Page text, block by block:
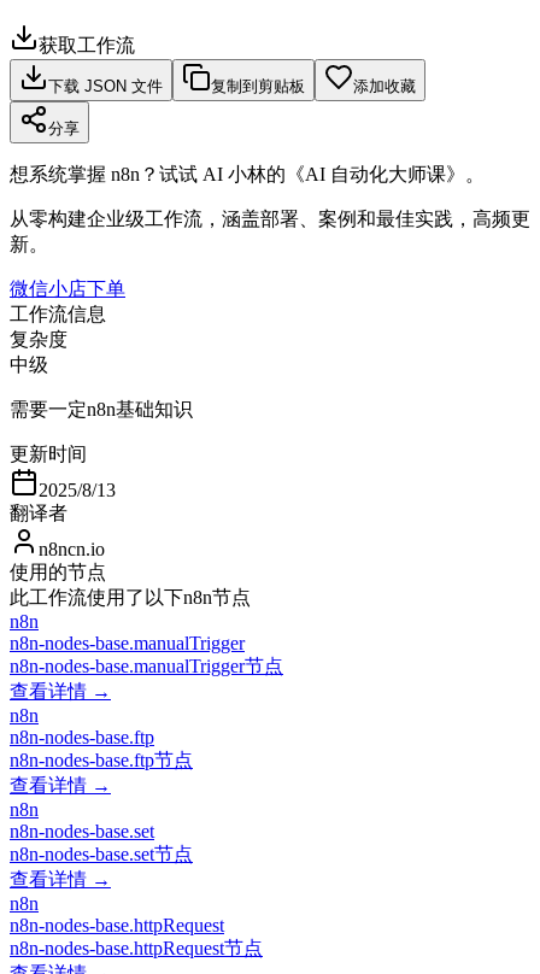
获取工作流
下载 JSON 文件 复制到剪贴板 添加收藏
分享
想系统掌握 n8n？试试 AI 小林的《AI 自动化大师课》。
从零构建企业级工作流，涵盖部署、案例和最佳实践，高频更
新。
微信小店下单
工作流信息
复杂度
中级
需要一定n8n基础知识
更新时间
2025/8/13
翻译者
n8ncn.io
使用的节点
此工作流使用了以下n8n节点
n8n
n8n-nodes-base.manualTrigger
n8n-nodes-base.manualTrigger节点
查看详情 →
n8n
n8n-nodes-base.ftp
n8n-nodes-base.ftp节点
查看详情 →
n8n
n8n-nodes-base.set
n8n-nodes-base.set节点
查看详情 →
n8n
n8n-nodes-base.httpRequest
n8n-nodes-base.httpRequest节点